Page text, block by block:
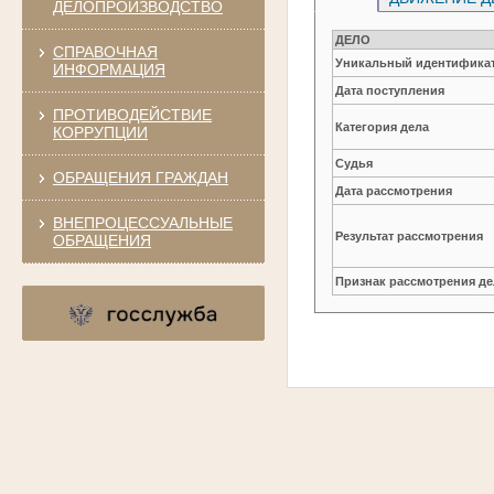
ДЕЛОПРОИЗВОДСТВО
СПРАВОЧНАЯ
ИНФОРМАЦИЯ
ПРОТИВОДЕЙСТВИЕ
КОРРУПЦИИ
ОБРАЩЕНИЯ ГРАЖДАН
ВНЕПРОЦЕССУАЛЬНЫЕ
ОБРАЩЕНИЯ
ДЕЛО
Уникальный
Дата поступления
Категория дела
Судья
Дата рассмотрения
Результат рассмотрения
Признак рассмотрения